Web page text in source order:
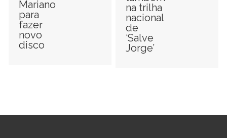
Mariano
para
fazer
novo
disco
na trilha
nacional
de
‘Salve
Jorge’